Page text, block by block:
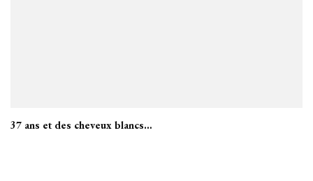
37 ans et des cheveux blancs…